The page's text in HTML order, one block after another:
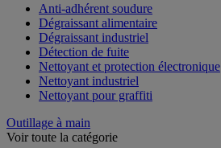
Anti-adhérent soudure
Dégraissant alimentaire
Dégraissant industriel
Détection de fuite
Nettoyant et protection électronique
Nettoyant industriel
Nettoyant pour graffiti
Outillage à main
Voir toute la catégorie